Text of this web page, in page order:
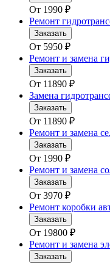
От 1990 ₽
Ремонт
Заказать
От 5950 ₽
Ремонт и замена
Заказать
От 11890 ₽
Замена
Заказать
От 11890 ₽
Ремонт и замена
Заказать
От 1990 ₽
Ремонт и замена
Заказать
От 3970 ₽
Ремонт коробки
Заказать
От 19800 ₽
Ремонт и замена
Заказать